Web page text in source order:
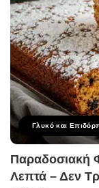
Γλυκό και
Παραδοσιακή
Λεπτά – Δεν